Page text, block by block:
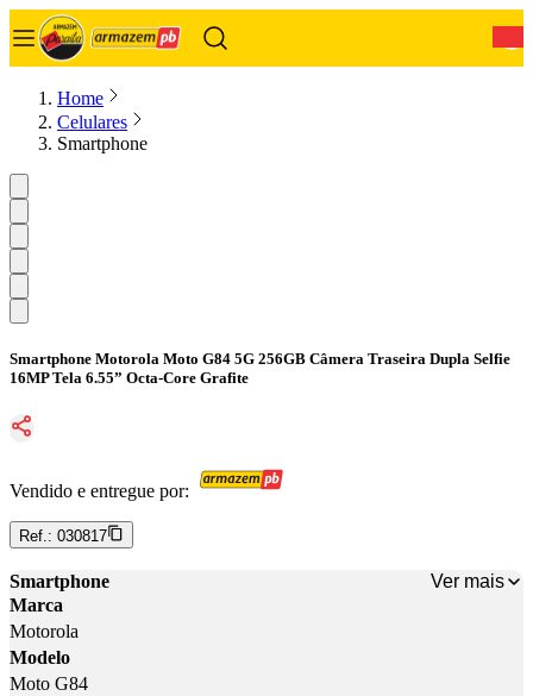
Home
Celulares
Smartphone
Smartphone Motorola Moto G84 5G 256GB Câmera Traseira Dupla Selfie
16MP Tela 6.55” Octa-Core Grafite
Vendido e entregue por:
Ref.: 030817
Smartphone
Ver mais
Marca
Motorola
Modelo
Moto G84